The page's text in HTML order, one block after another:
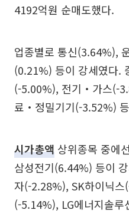
4192억원 순매도했다.
업종별로 통신(3.64%),
(0.21%) 등이 강세였다.
(-5.00%), 전기‧가스(-
료‧정밀기기(-3.52%)
시가총액 상위종목 중에
삼성전기(6.44%) 등이
자(-2.28%), SK하이닉스
(-5.14%), LG에너지솔